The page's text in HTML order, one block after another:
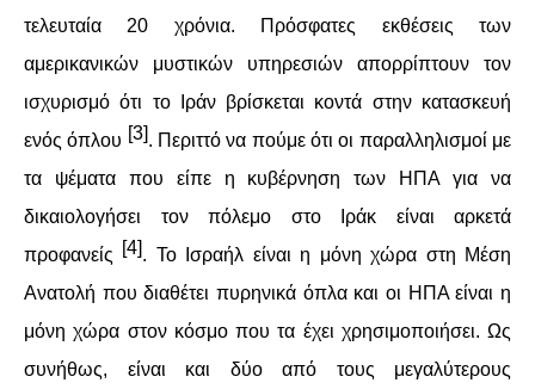
ΙΣΤΟΡΊΑ
ΘΕΩΡΊΑ
ΠΟΛΙΤΙΣΜΌΣ
ΛΟΓΟΤΕΧΝΊΑ / ΤΈΧΝΗ
ΜΟΥΣΙΚΉ
ΚΙΝΗΜΑΤΟΓΡΆΦΟΣ
τελευταία 20 χρόνια. Πρόσφατες εκθέσεις των
αμερικανικών μυστικών υπηρεσιών απορρίπτουν τον
ισχυρισμό ότι το Ιράν βρίσκεται κοντά στην κατασκευή
ενός όπλου [3]. Περιττό να πούμε ότι οι παραλληλισμοί με
τα ψέματα που είπε η κυβέρνηση των ΗΠΑ για να
δικαιολογήσει τον πόλεμο στο Ιράκ είναι αρκετά
προφανείς [4]. Το Ισραήλ είναι η μόνη χώρα στη Μέση
Ανατολή που διαθέτει πυρηνικά όπλα και οι ΗΠΑ είναι η
μόνη χώρα στον κόσμο που τα έχει χρησιμοποιήσει. Ως
συνήθως, είναι και δύο από τους μεγαλύτερους